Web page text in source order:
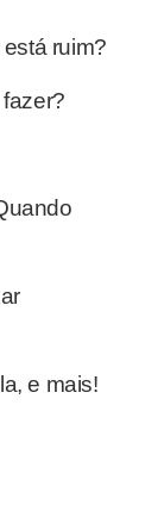
ruim?
e mais!